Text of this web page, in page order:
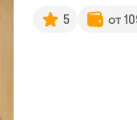
5 от